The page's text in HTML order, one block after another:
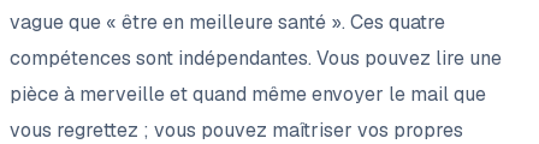
vague que « être en meilleure santé ». Ces quatre
compétences sont indépendantes. Vous pouvez lire une
pièce à merveille et quand même envoyer le mail que
vous regrettez ; vous pouvez maîtriser vos propres